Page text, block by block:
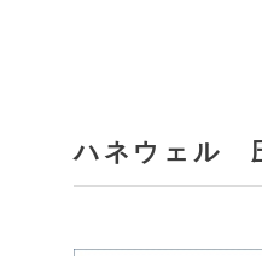
ハネウェル